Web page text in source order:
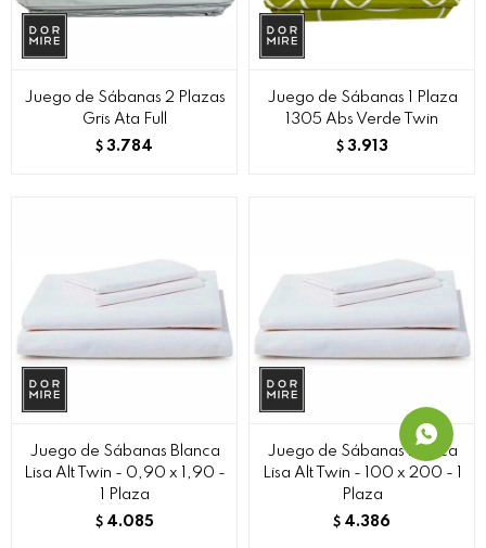
Juego de Sábanas 2 Plazas
Gris Ata Full
$ 3.784
Juego de Sábanas 1 Plaza
1305 Abs Verde Twin
$ 3.913
Juego de Sábanas Blanca
Lisa Alt Twin - 0,90 x 1,90 -
1 Plaza
$ 4.085
Juego de Sábanas Blanca
Lisa Alt Twin - 100 x 200 - 1
Plaza
$ 4.386